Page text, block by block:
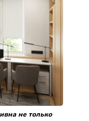
не только